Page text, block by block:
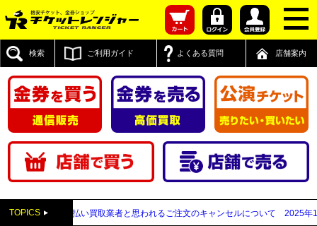
検索 ご利用ガイド よくある質問 店舗案内
TOPICS
送付先が先払い買取業者と思われるご注文のキャンセルについて 2025年12月